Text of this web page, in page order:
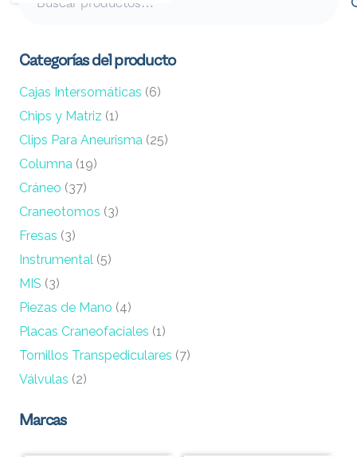
Categorías del producto
Cajas Intersomáticas (6)
Chips y Matriz (1)
Clips Para Aneurisma (25)
Columna (19)
Cráneo (37)
Craneotomos (3)
Fresas (3)
Instrumental (5)
MIS (3)
Piezas de Mano (4)
Placas Craneofaciales (1)
Tornillos Transpediculares (7)
Válvulas (2)
Marcas